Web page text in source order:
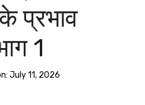
प्रभाव
1
July 11, 2026